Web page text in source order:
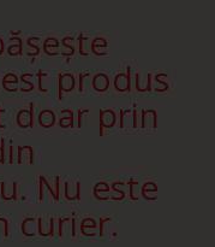
produs
doar prin
Nu este
curier.